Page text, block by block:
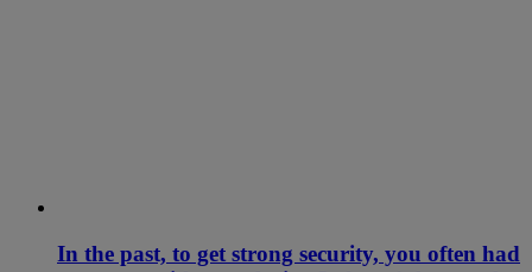
In the past, to get strong security, you often had